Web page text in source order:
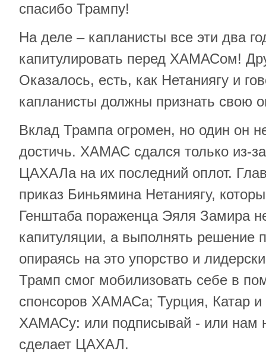
спасибо Трампу!
На деле – капланисты все эти два
капитулировать перед ХАМАСом!
Оказалось, есть, как Нетаниягу и
капланисты должны признать свою
Вклад Трампа огромен, но один он
достичь. ХАМАС сдался только из-
ЦАХАЛа на их последний оплот.
приказ Биньямина Нетаниягу,
Генштаба пораженца Эяля Замира
капитуляции, а выполнять решение
опираясь на это упорство и
Трамп смог мобилизовать себе в
спонсоров ХАМАСа; Турция, Катар и
ХАМАСу: или подписывай - или нам
сделает ЦАХАЛ.